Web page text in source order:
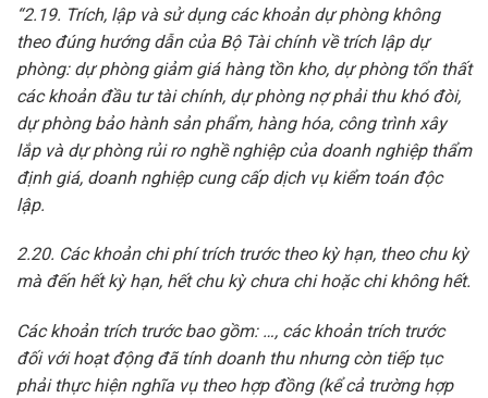
“2.19. Trích, lập và sử dụng các khoản dự phòng không
theo đúng hướng dẫn của Bộ Tài chính về trích lập dự
phòng: dự phòng giảm giá hàng tồn kho, dự phòng tổn thất
các khoản đầu tư tài chính, dự phòng nợ phải thu khóđòi,
dự phòng bảo hành sản phẩm, hàng hóa, công trình xây
lắp và dự phòng rủi ro nghề nghiệp của doanh nghiệp thẩm
định giá, doanh nghiệp cung cấp dịch vụ kiểm toán độc
lập.
2.20. Các khoản chiphítrích trước theo kỳ hạn, theo chu kỳ
mà đến hết kỳ hạn, hết chu kỳ chưa chihoặc chikhông hết.
Các khoản trích trước bao gồm: …, các khoản trích trước
đối với hoạt động đã tính doanh thu nhưng còn tiếp tục
phải thực hiện nghĩa vụ theo hợp đồng (kể cả trường hợp